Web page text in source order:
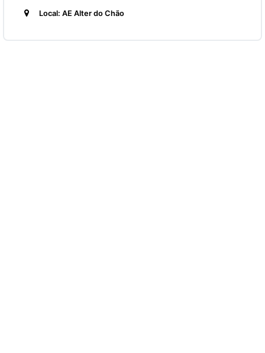
Local: AE Alter do Chão